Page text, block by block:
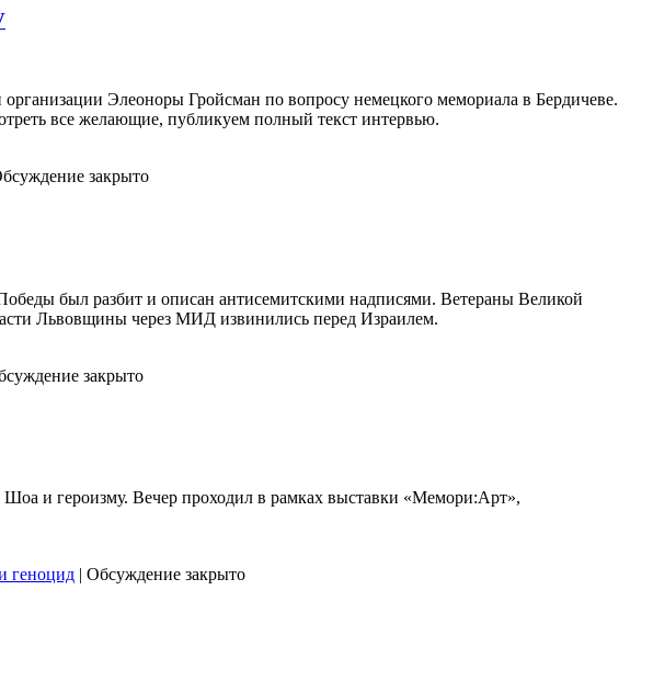
Элеоноры Гройсман по вопросу немецкого мемориала в Бердичеве.
все желающие, публикуем полный текст интервью.
закрыто
был разбит и описан антисемитскими надписями. Ветераны Великой
Львовщины через МИД извинились перед Израилем.
закрыто
и героизму. Вечер проходил в рамках выставки «Мемори:Арт»,
геноцид | Обсуждение закрыто